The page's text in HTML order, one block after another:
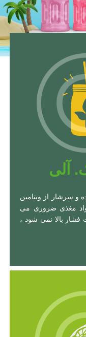
آلی
و سرشار از ویتامین
مغذی ضروری می
فشار بالا نمی شود ،